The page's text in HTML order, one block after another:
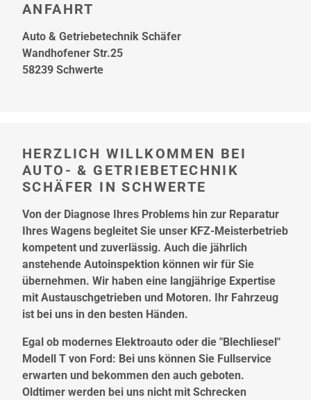
ANFAHRT
Auto & Getriebetechnik Schäfer
Wandhofener Str.25
58239 Schwerte
HERZLICH WILLKOMMEN BEI
AUTO- & GETRIEBETECHNIK
SCHÄFER IN SCHWERTE
Von der Diagnose Ihres Problems hin zur Reparatur
Ihres Wagens begleitet Sie unser KFZ-Meisterbetrieb
kompetent und zuverlässig. Auch die jährlich
anstehende Autoinspektion können wir für Sie
übernehmen. Wir haben eine langjährige Expertise
mit Austauschgetrieben und Motoren. Ihr Fahrzeug
ist bei uns in den besten Händen.
Egal ob modernes Elektroauto oder die "Blechliesel"
Modell T von Ford: Bei uns können Sie Fullservice
erwarten und bekommen den auch geboten.
Oldtimer werden bei uns nicht mit Schrecken